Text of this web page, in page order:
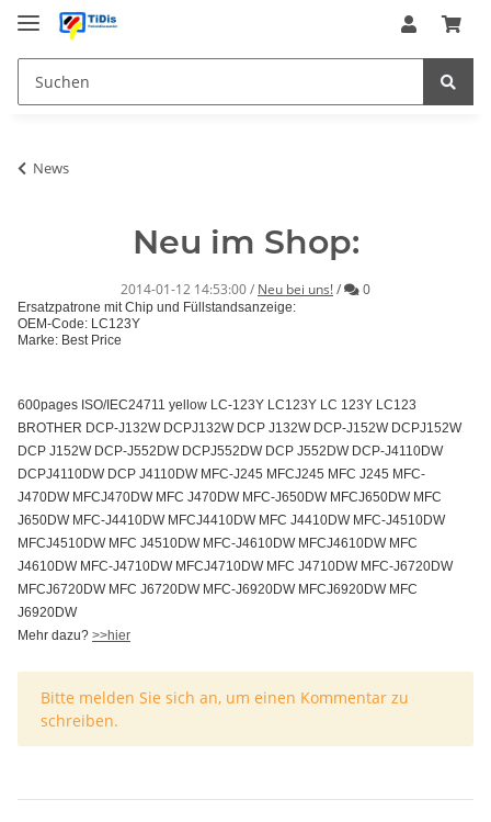
News
Neu im Shop:
2014-01-12 14:53:00/ Neu bei uns!/ Kommentare
0
Ersatzpatrone mit Chip und Füllstandsanzeige:
OEM-Code: LC123Y
Marke: Best Price
600pages ISO/IEC24711 yellow LC-123Y LC123Y LC 123Y LC123
BROTHER DCP-J132W DCPJ132W DCP J132W DCP-J152W DCPJ152W
DCP J152W DCP-J552DW DCPJ552DW DCP J552DW DCP-J4110DW
DCPJ4110DW DCP J4110DW MFC-J245 MFCJ245 MFC J245 MFC-
J470DW MFCJ470DW MFC J470DW MFC-J650DW MFCJ650DW MFC
J650DW MFC-J4410DW MFCJ4410DW MFC J4410DW MFC-J4510DW
MFCJ4510DW MFC J4510DW MFC-J4610DW MFCJ4610DW MFC
J4610DW MFC-J4710DW MFCJ4710DW MFC J4710DW MFC-J6720DW
MFCJ6720DW MFC J6720DW MFC-J6920DW MFCJ6920DW MFC
J6920DW
Mehr dazu? >>hier
x
Bitte melden Sie sich an, um einen Kommentar zu
schreiben.